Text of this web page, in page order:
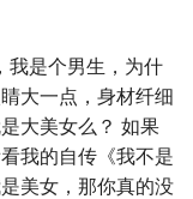
我是个男生，为什
大一点，身材纤细
大美女么？ 如果
我的自传《我不是
美女，那你真的没